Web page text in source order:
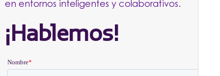
en entornos inteligentes y colaborativos.
¡Hablemos!